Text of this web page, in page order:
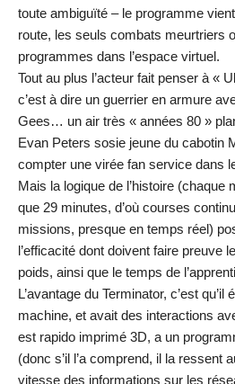
toute ambiguïté – le programme
route, les seuls combats meurtriers
programmes dans l’espace virtuel.
Tout au plus l’acteur fait penser à «
c’est à dire un guerrier en armure
Gees… un air très « années 80 »
Evan Peters sosie jeune du cabotin
compter une virée fan service dans
Mais la logique de l’histoire (chaque
que 29 minutes, d’où courses
missions, presque en temps réel)
l’efficacité dont doivent faire preuve
poids, ainsi que le temps de
L’avantage du Terminator, c’est
machine, et avait des interactions
est rapido imprimé 3D, a un
(donc s’il l’a comprend, il la ressent
vitesse des informations sur les